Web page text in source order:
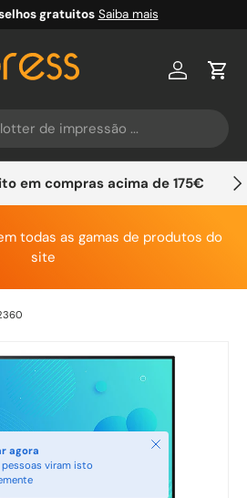
gratuitos Saiba mais
Conta
em compras acima de 175€
todas as gamas de produtos do
site
do produto
agora
viram isto
Fechar